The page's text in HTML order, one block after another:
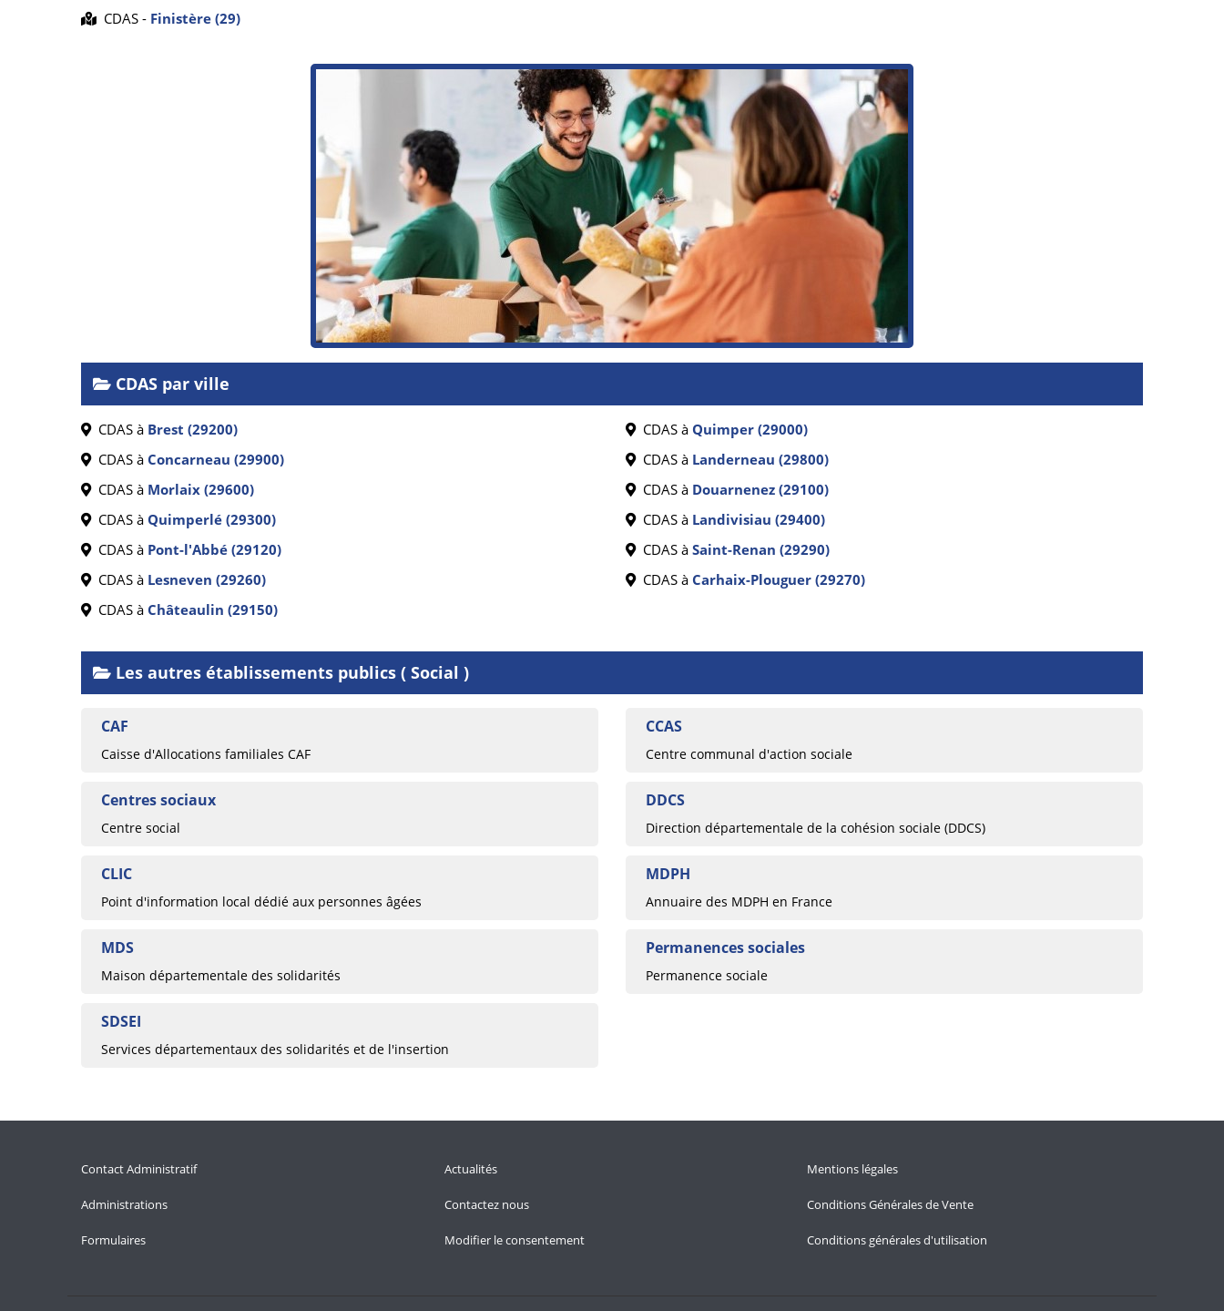
CDAS - Finistère (29)
CDAS par ville
CDAS à Brest (29200) CDAS à Quimper (29000)
CDAS à Concarneau (29900) CDAS à Landerneau (29800)
CDAS à Morlaix (29600) CDAS à Douarnenez (29100)
CDAS à Quimperlé (29300) CDAS à Landivisiau (29400)
CDAS à Pont-l'Abbé (29120) CDAS à Saint-Renan (29290)
CDAS à Lesneven (29260) CDAS à Carhaix-Plouguer (29270)
CDAS à Châteaulin (29150)
Les autres établissements publics ( Social )
CAF
Caisse d'Allocations familiales CAF
CCAS
Centre communal d'action sociale
Centres sociaux
Centre social
DDCS
Direction départementale de la cohésion sociale (DDCS)
CLIC
Point d'information local dédié aux personnes âgées
MDPH
Annuaire des MDPH en France
MDS
Maison départementale des solidarités
Permanences sociales
Permanence sociale
SDSEI
Services départementaux des solidarités et de l'insertion
Contact Administratif
Administrations
Formulaires
Actualités
Contactez nous
Modifier le consentement
Mentions légales
Conditions Générales de Vente
Conditions générales d'utilisation